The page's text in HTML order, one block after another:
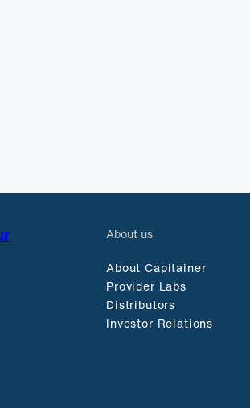
About us
About Capitainer
Provider Labs
Distributors
Investor Relations